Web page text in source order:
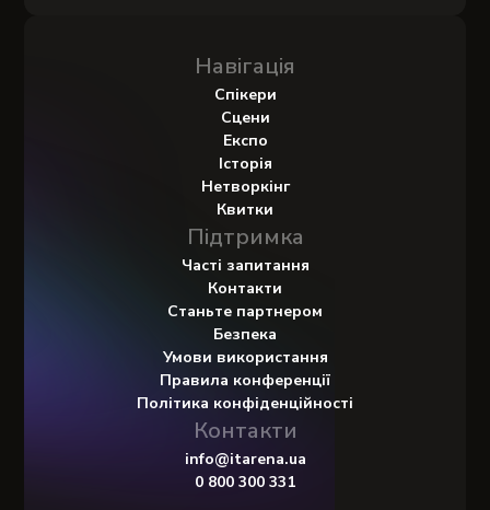
Навігація
Спікери
Сцени
Експо
Історія
Нетворкінг
Квитки
Підтримка
Часті запитання
Контакти
Станьте партнером
Безпека
Умови використання
Правила конференції
Політика конфіденційності
Контакти
info@itarena.ua
0 800 300 331